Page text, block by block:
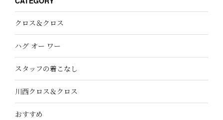
クロス＆クロス
ハグ オー ワー
スタッフの着こなし
川西クロス＆クロス
おすすめ